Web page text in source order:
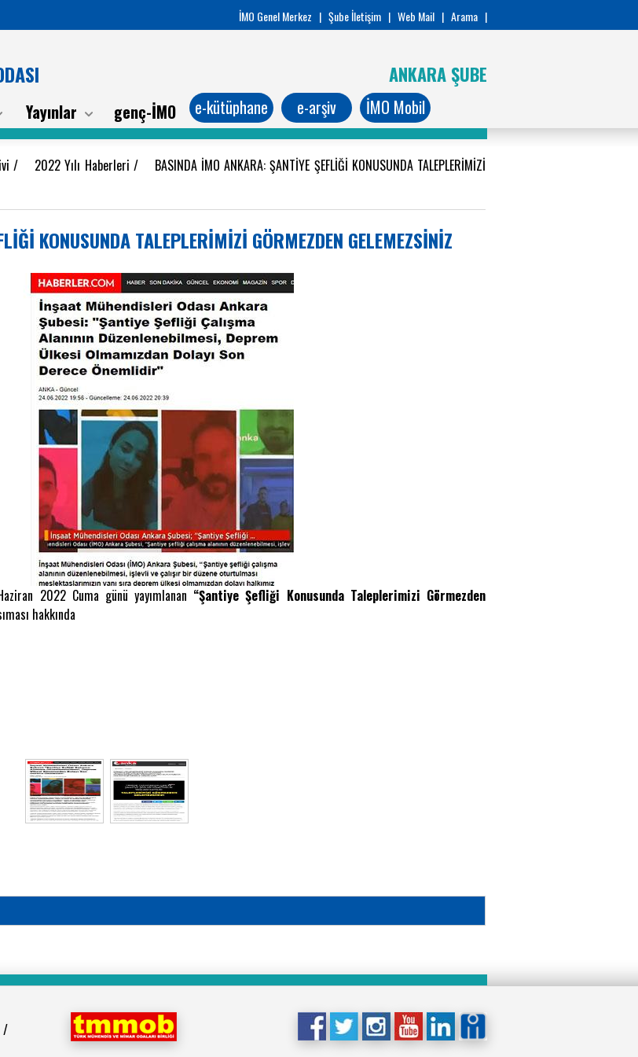
İMO Genel Merkez | Şube İletişim | Web Mail | Arama |
ANKARA ŞUBE
Yayınlar genç-İMO e-kütüphane e-arşiv İMO Mobil
/ 2022 Yılı Haberleri / BASINDA İMO ANKARA: ŞANTİYE ŞEFLİĞİ KONUSUNDA TALEPLERİMİZİ
KONUSUNDA TALEPLERİMİZİ GÖRMEZDEN GELEMEZSİNİZ
2022 Cuma günü yayımlanan “Şantiye Şefliği Konusunda Taleplerimizi Görmezden
hakkında
/